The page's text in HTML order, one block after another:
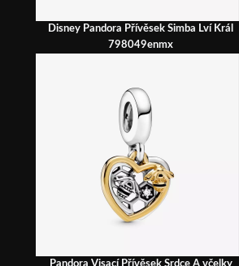
Disney Pandora Přívěsek Simba Lví Král
798049enmx